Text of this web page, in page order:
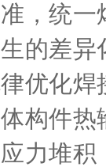
，统
的差
优化
构件
力堆